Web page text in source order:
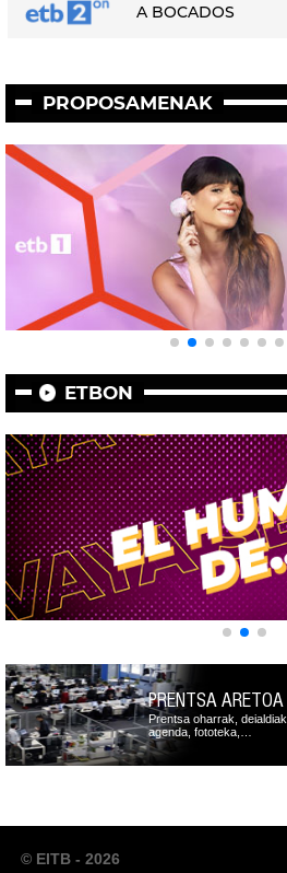
A BOCADOS
PROPOSAMENAK
ETBON
PRENTSA ARETOA
Prentsa oharrak, deialdiak,
agenda, fototeka,…
© EITB - 2026